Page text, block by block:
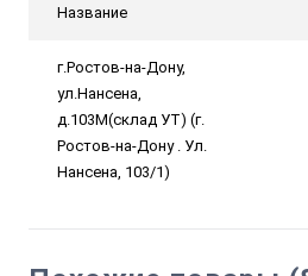
Название
г.Ростов-на-Дону,
ул.Нансена,
д.103М(склад УТ) (г.
Ростов-на-Дону . Ул.
Нансена, 103/1)